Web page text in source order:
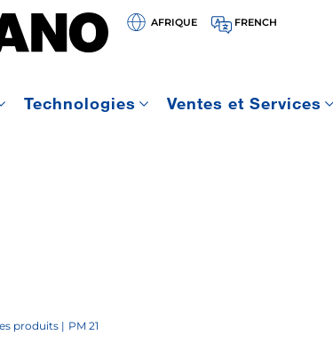
AFRIQUE FRENCH
Technologies Ventes et Services
produits PM 21